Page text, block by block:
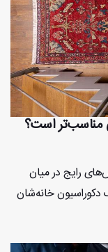
مناسب‌تر است؟
رایج در میان
خانه‌شان